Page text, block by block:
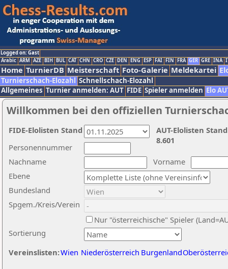
Logged on: Gast
Arabic ARM AZE BIH BUL CAT CHN CRO CZE DEN ENG ESP FAI FIN FRA GER GRE INA
Home TurnierDB Meisterschaft Foto-Galerie Meldekartei
Turnierschach-Elozahl Schnellschach-Elozahl
Allgemeines Turnier anmelden: AUT FIDE Spieler anmelden Elo
Willkommen bei den offiziellen
Nachname
Vorname
Ebene
Sortierung
Personennummer
Bundesland
Spgem./Kreis/Verein
Nur "österreichische" Spieler
Vereinslisten:Wien Niederösterreich Burgenland
AUT-Elolisten
8.601
FIDE-Elolisten Stand